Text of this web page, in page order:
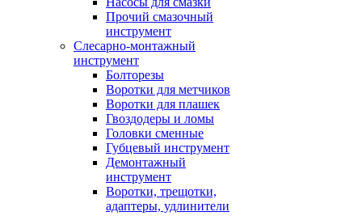
Прочий смазочный
инструмент
Слесарно-монтажный
инструмент
Болторезы
Воротки для метчиков
Воротки для плашек
Гвоздодеры и ломы
Головки сменные
Губцевый инструмент
Демонтажный
инструмент
Воротки, трещотки,
адаптеры, удлинители